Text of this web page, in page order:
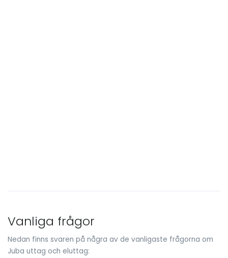
Vanliga frågor
Nedan finns svaren på några av de vanligaste frågorna om
Juba uttag och eluttag: